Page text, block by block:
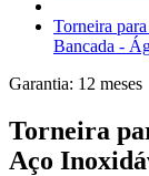
Torneira
Bancada -
Garantia: 12 meses
Torneira
Aço